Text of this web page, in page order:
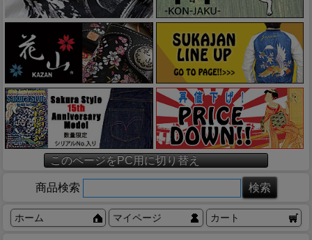
このページをPC用に切り替え
商品検索
ホーム マイページ カート